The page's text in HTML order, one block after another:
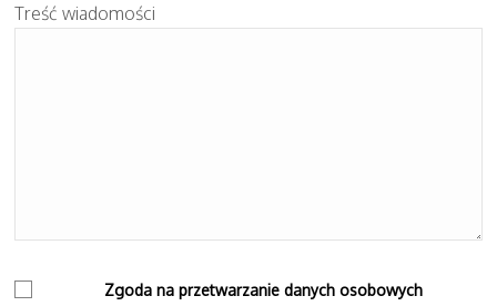
Treść wiadomości
Zgoda na przetwarzanie danych osobowych